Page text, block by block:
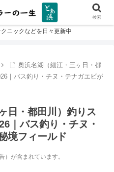
ニックなどを日々更新中
奥浜名湖（細江・三ヶ日・都
｜バス釣り・チヌ・テナガエビが
日・都田川）釣りス
｜バス釣り・チヌ・
境フィールド
が含まれています。
検索